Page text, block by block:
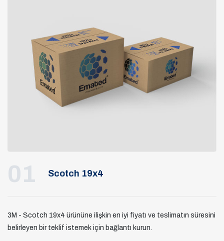
01 Scotch 19x4
3M - Scotch 19x4 ürününe ilişkin en iyi fiyatı ve teslimatın süresini
belirleyen bir teklif istemek için bağlantı kurun.